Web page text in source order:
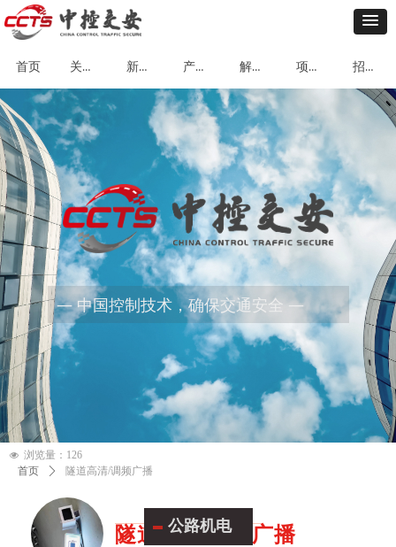
首页 关于我们 新闻动态 产品中心 解决方案 项目案例 招贤纳士
— 中国控制技术，确保交通安全 —
隧道高清/调频广播
隧道高清/调频广播
首页 ꄲ 隧道高清/调频广播
넶 浏览量： 126
公路机电
更新时间： 14:12